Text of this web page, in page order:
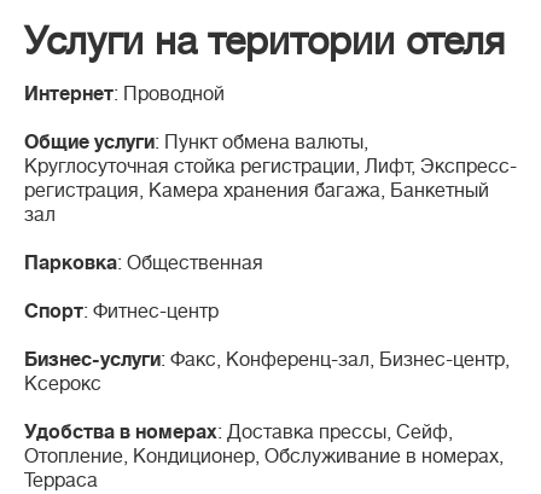
Услуги на територии отеля
Интернет: Проводной
Общие услуги: Пункт обмена валюты,
Круглосуточная стойка регистрации, Лифт, Экспресс-
регистрация, Камера хранения багажа, Банкетный
зал
Парковка: Общественная
Спорт: Фитнес-центр
Бизнес-услуги: Факс, Конференц-зал, Бизнес-центр,
Ксерокс
Удобства в номерах: Доставка прессы, Сейф,
Отопление, Кондиционер, Обслуживание в номерах,
Терраса